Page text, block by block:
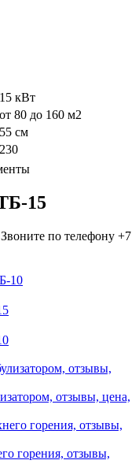
15 кВт
от 80 до 160 м2
55 см
230
15
Звоните по телефону +7
10
отзывы, цена,
горения, отзывы,